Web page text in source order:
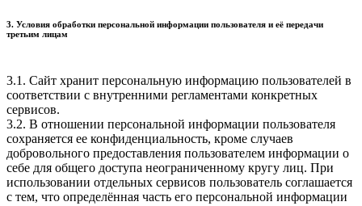
3. Условия обработки персональной информации пользователя и её передачи
третьим лицам
3.1. Сайт хранит персональную информацию пользователей в
соответствии с внутренними регламентами конкретных
сервисов.
3.2. В отношении персональной информации пользователя
сохраняется ее конфиденциальность, кроме случаев
добровольного предоставления пользователем информации о
себе для общего доступа неограниченному кругу лиц. При
использовании отдельных сервисов пользователь соглашается
с тем, что определённая часть его персональной информации